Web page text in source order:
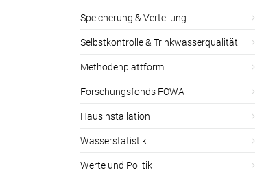
Speicherung & Verteilung
Selbstkontrolle & Trinkwasserqualität
Methodenplattform
Forschungsfonds FOWA
Hausinstallation
Wasserstatistik
Werte und Politik